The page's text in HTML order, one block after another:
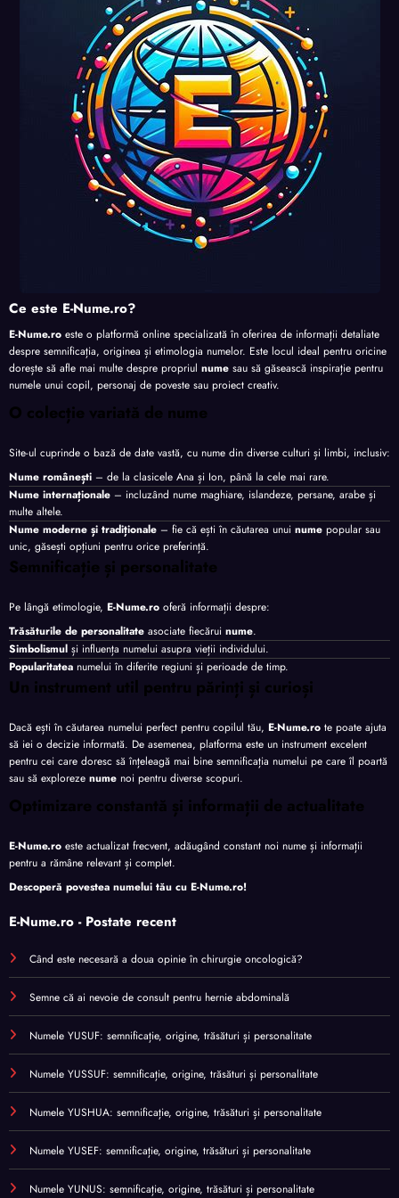
perso
nalita
te
perso
nalita
te
Ce este E-Nume.ro?
E-Nume.ro este o platformă online specializată în oferirea de informații detaliate
despre semnificația, originea și etimologia numelor. Este locul ideal pentru oricine
dorește să afle mai multe despre propriul nume sau să găsească inspirație pentru
numele unui copil, personaj de poveste sau proiect creativ.
O colecție variată de nume
Site-ul cuprinde o bază de date vastă, cu nume din diverse culturi și limbi, inclusiv:
Nume românești – de la clasicele Ana și Ion, până la cele mai rare.
Nume internaționale – incluzând nume maghiare, islandeze, persane, arabe și
multe altele.
Nume moderne și tradiționale – fie că ești în căutarea unui nume popular sau
unic, găsești opțiuni pentru orice preferință.
Semnificație și personalitate
Pe lângă etimologie, E-Nume.ro oferă informații despre:
Trăsăturile de personalitate asociate fiecărui nume.
Simbolismul și influența numelui asupra vieții individului.
Popularitatea numelui în diferite regiuni și perioade de timp.
Un instrument util pentru părinți și curioși
Dacă ești în căutarea numelui perfect pentru copilul tău, E-Nume.ro te poate ajuta
să iei o decizie informată. De asemenea, platforma este un instrument excelent
pentru cei care doresc să înțeleagă mai bine semnificația numelui pe care îl poartă
sau să exploreze nume noi pentru diverse scopuri.
Optimizare constantă și informații de actualitate
E-Nume.ro este actualizat frecvent, adăugând constant noi nume și informații
pentru a rămâne relevant și complet.
Descoperă povestea numelui tău cu E-Nume.ro!
E-Nume.ro - Postate recent
Când este necesară a doua opinie în chirurgie oncologică?
Semne că ai nevoie de consult pentru hernie abdominală
Numele YUSUF: semnificație, origine, trăsături și personalitate
Numele YUSSUF: semnificație, origine, trăsături și personalitate
Numele YUSHUA: semnificație, origine, trăsături și personalitate
Numele YUSEF: semnificație, origine, trăsături și personalitate
Numele YUNUS: semnificație, origine, trăsături și personalitate